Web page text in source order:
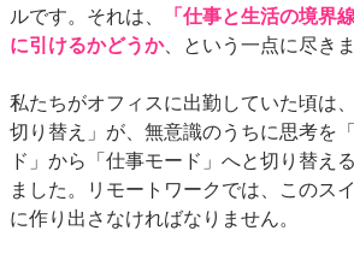
ルです。それは、
「仕事と生活の境界
に引けるかどうか、という一点に尽きま
私たちがオフィスに出勤していた頃は
切り替え」が、無意識のうちに思考を
ド」から「仕事モード」へと切り替え
ました。リモートワークでは、このス
に作り出さなければなりません。